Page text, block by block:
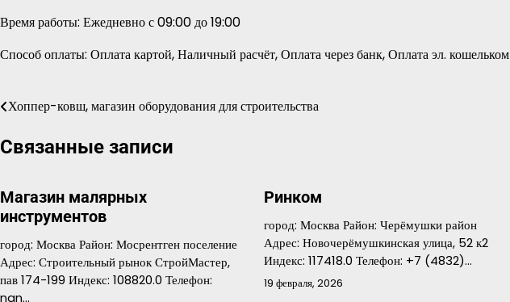
Время работы: Ежедневно с 09:00 до 19:00
Способ оплаты: Оплата картой, Наличный расчёт, Оплата через банк, Оплата эл. кошельком
Навигация
по
Хоппер-ковш, магазин оборудования для строительства
Связанные записи
Магазин малярных
инструментов
город: Москва Район: Мосрентген поселение
Адрес: Строительный рынок СтройМастер,
пав 174-199 Индекс: 108820.0 Телефон:
nan…
Ринком
город: Москва Район: Черёмушки район
Адрес: Новочерёмушкинская улица, 52 к2
Индекс: 117418.0 Телефон: +7 (4832)…
19 февраля, 2026